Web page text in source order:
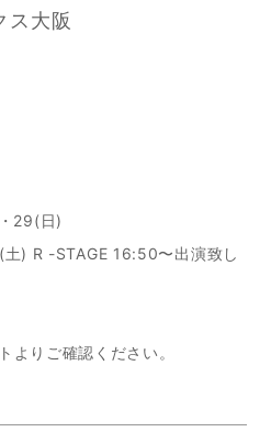
ス大阪
29(日)
) R -STAGE 16:50〜出演致し
よりご確認ください。